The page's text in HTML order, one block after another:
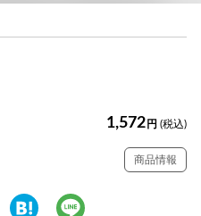
1,572 円 (税込)
商品情報